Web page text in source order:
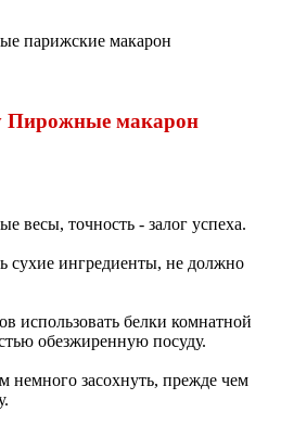
Пирожные макарон
весы, точность - залог успеха.
сухие ингредиенты, не должно
использовать белки комнатной
обезжиренную посуду.
немного засохнуть, прежде чем